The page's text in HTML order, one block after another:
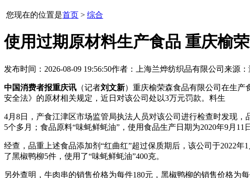
您现在的位置是首页 > 综合
使用过期原材料生产食品 重庆榆
发布时间：2026-08-09 19:56:50作者：上海兰烨纺织品有限公司 来源：
中国消费者报重庆讯 （记者刘文新）重庆榆荣森食品有限公司在生
安全法》的原材相关规定，近日对该公司处以3万元罚款。料生
4月8日，产食江津区市场监管局执法人员对该公司进行检查时发现
5个多月；食品原料“味蚝鲜蚝油”，使用食品生产日期为2020年9月
经查，品重上述食品添加剂“红曲红”超过保质期后，该公司于2022
了黑椒鸭柳5件，使用了“味蚝鲜蚝油”400克。
另外查明，牛肉串的销售价格为每件180元，黑椒鸭柳的销售价格为